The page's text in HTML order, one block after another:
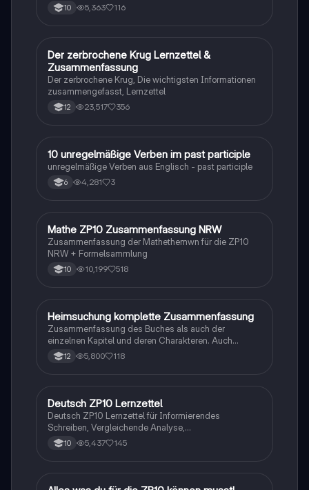
10 5,363 116
Deutsch
Der zerbrochene Krug Lernzettel &
Zusammenfassung
Der zerbrochene Krug, Die wichtigsten Informationen
zusammengefasst, Lernzettel
12 23,517 356
1 Englisch
10 unregelmäßige Verben im past participle
unregelmäßige Verben aus Englisch - past participle
6 4,281 3
Mathe
Mathe ZP10 Zusammenfassung NRW
Zusammenfassung der Mathethemwn für die ZP10
NRW + Formelsammlung
10 10,199 518
Deutsch
Heimsuchung komplette Zusammenfassung
Zusammenfassung des Buches als auch der
einzelnen Kapitel und deren Charakteren. Auch
tabellarisch. Im Unterricht ohne KI erstellt
12 5,800 118
Deutsch
Deutsch ZP10 Lernzettel
Deutsch ZP10 Lernzettel für Informierendes
Schreiben, Vergleichende Analyse,
Sachtexte/Roman/Gedicht..
10 5,437 145